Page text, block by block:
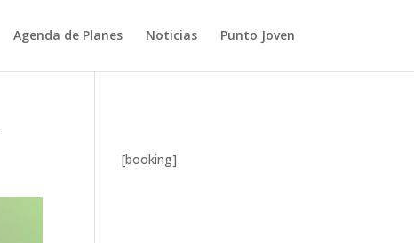
Agenda de Planes Noticias Punto Joven
[booking]